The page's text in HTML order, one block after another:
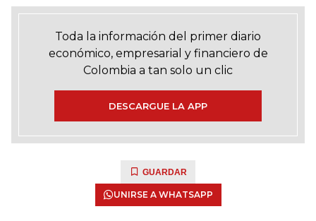
Toda la información del primer diario
económico, empresarial y financiero de
Colombia a tan solo un clic
DESCARGUE LA APP
GUARDAR
UNIRSE A WHATSAPP